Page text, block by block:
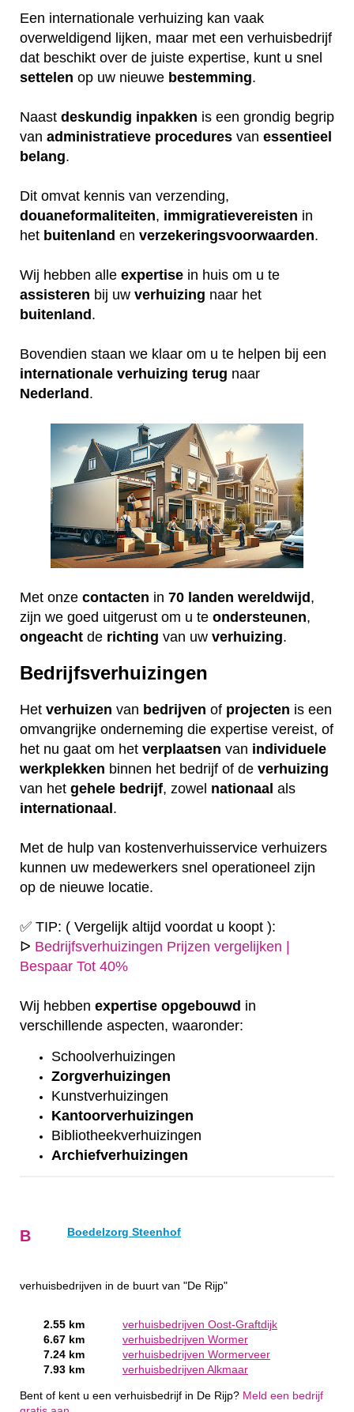
Een internationale verhuizing kan vaak
overweldigend lijken, maar met een verhuisbedrijf
dat beschikt over de juiste expertise, kunt u snel
settelen op uw nieuwe bestemming.
Naast deskundig inpakken is een grondig begrip
van administratieve procedures van essentieel
belang.
Dit omvat kennis van verzending,
douaneformaliteiten, immigratievereisten in
het buitenland en verzekeringsvoorwaarden.
Wij hebben alle expertise in huis om u te
assisteren bij uw verhuizing naar het
buitenland.
Bovendien staan we klaar om u te helpen bij een
internationale verhuizing terug naar
Nederland.
Met onze contacten in 70 landen wereldwijd,
zijn we goed uitgerust om u te ondersteunen,
ongeacht de richting van uw verhuizing.
Bedrijfsverhuizingen
Het verhuizen van bedrijven of projecten is een
omvangrijke onderneming die expertise vereist, of
het nu gaat om het verplaatsen van individuele
werkplekken binnen het bedrijf of de verhuizing
van het gehele bedrijf, zowel nationaal als
internationaal .
Met de hulp van kostenverhuisservice verhuizers
kunnen uw medewerkers snel operationeel zijn
op de nieuwe locatie.
✅ TIP: ( Vergelijk altijd voordat u koopt ):
ᐅ Bedrijfsverhuizingen Prijzen vergelijken |
Bespaar Tot 40%
Wij hebben expertise opgebouwd in
verschillende aspecten, waaronder:
Schoolverhuizingen
Zorgverhuizingen
Kunstverhuizingen
Kantoorverhuizingen
Bibliotheekverhuizingen
Archiefverhuizingen
B Boedelzorg Steenhof
verhuisbedrijven in de buurt van "De Rijp"
2.55 km
verhuisbedrijven Oost-Graftdijk
6.67 km
verhuisbedrijven Wormer
7.24 km
verhuisbedrijven Wormerveer
7.93 km
verhuisbedrijven Alkmaar
Bent of kent u een verhuisbedrijf in De Rijp? Meld een bedrijf